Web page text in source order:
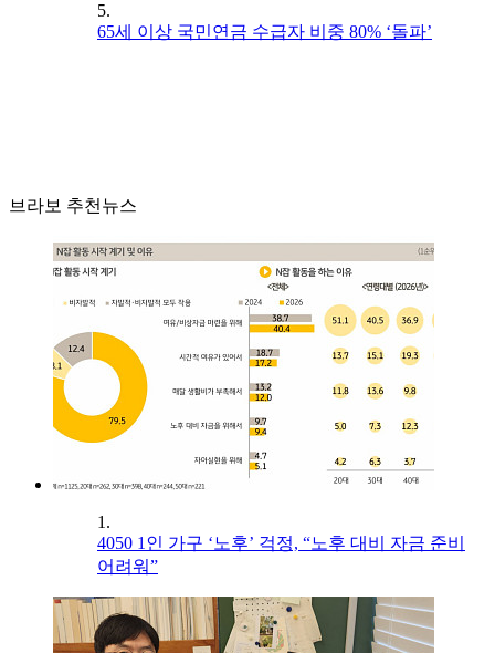
5.
65세 이상 국민연금 수급자 비중 80% ‘돌파’
브라보 추천뉴스
1.
4050 1인 가구 ‘노후’ 걱정, “노후 대비 자금 준비
어려워”